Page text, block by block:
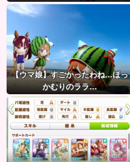
【ウマ娘】すごかったわね…ほっ
かむりのララ…